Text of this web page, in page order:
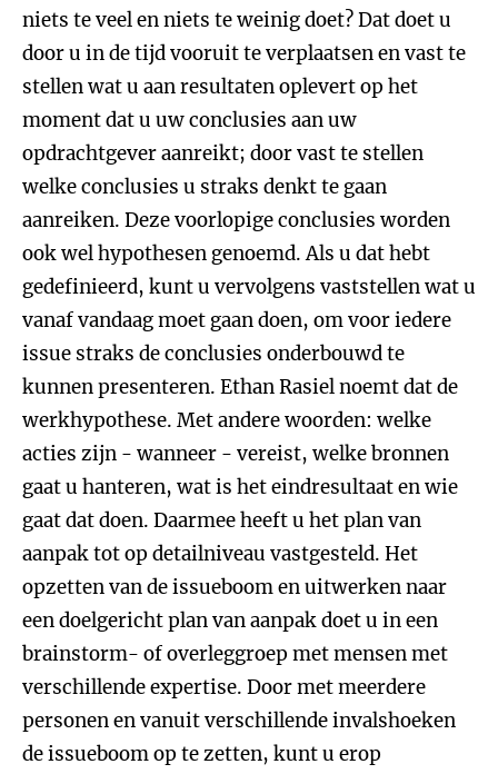
niets te veel en niets te weinig doet? Dat doet u
door u in de tijd vooruit te verplaatsen en vast te
stellen wat u aan resultaten oplevert op het
moment dat u uw conclusies aan uw
opdrachtgever aanreikt; door vast te stellen
welke conclusies u straks denkt te gaan
aanreiken. Deze voorlopige conclusies worden
ook wel hypothesen genoemd. Als u dat hebt
gedefinieerd, kunt u vervolgens vaststellen wat u
vanaf vandaag moet gaan doen, om voor iedere
issue straks de conclusies onderbouwd te
kunnen presenteren. Ethan Rasiel noemt dat de
werkhypothese. Met andere woorden: welke
acties zijn - wanneer - vereist, welke bronnen
gaat u hanteren, wat is het eindresultaat en wie
gaat dat doen. Daarmee heeft u het plan van
aanpak tot op detailniveau vastgesteld. Het
opzetten van de issueboom en uitwerken naar
een doelgericht plan van aanpak doet u in een
brainstorm- of overleggroep met mensen met
verschillende expertise. Door met meerdere
personen en vanuit verschillende invalshoeken
de issueboom op te zetten, kunt u erop